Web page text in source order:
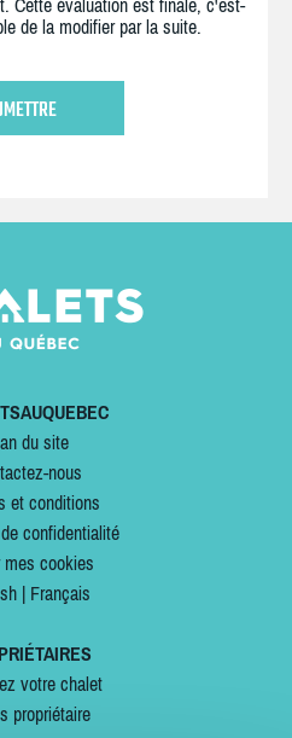
Cette évaluation est finale, c'est-
de la modifier par la suite.
du site
nous
et conditions
confidentialité
mes cookies
| Français
votre chalet
propriétaire